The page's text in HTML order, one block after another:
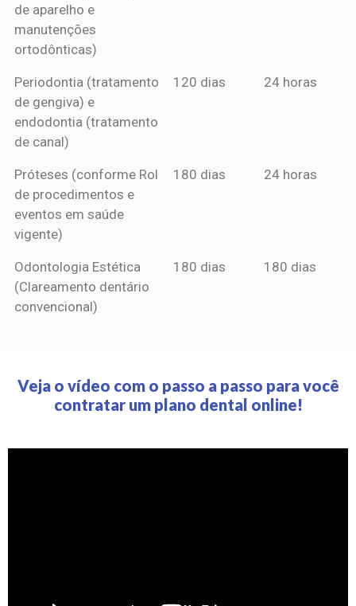
de aparelho e
manutenções
ortodônticas)
Periodontia (tratamento
de gengiva) e
endodontia (tratamento
de canal)
120 dias 24 horas
Próteses (conforme Rol
de procedimentos e
eventos em saúde
vigente)
180 dias 24 horas
Odontologia Estética
(Clareamento dentário
convencional)
180 dias 180 dias
Veja o vídeo com o passo a passo para você
contratar um plano dental online!